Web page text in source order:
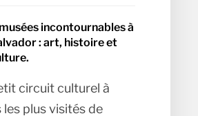
incontournables à
: art, histoire et
circuit culturel à
plus visités de